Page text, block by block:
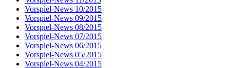
Vorspiel-News 10/2015
Vorspiel-News 09/2015
Vorspiel-News 08/2015
Vorspiel-News 07/2015
Vorspiel-News 06/2015
Vorspiel-News 05/2015
Vorspiel-News 04/2015